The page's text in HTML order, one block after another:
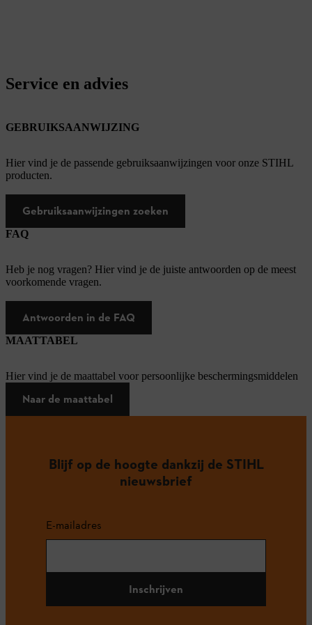
Service en advies
GEBRUIKSAANWIJZING
Hier vind je de passende gebruiksaanwijzingen voor onze STIHL
producten.
Gebruiksaanwijzingen zoeken
FAQ
Heb je nog vragen? Hier vind je de juiste antwoorden op de meest
voorkomende vragen.
Antwoorden in de FAQ
MAATTABEL
Hier vind je de maattabel voor persoonlijke beschermingsmiddelen
Naar de maattabel
Blijf op de hoogte dankzij de STIHL
nieuwsbrief
E-mailadres
Inschrijven